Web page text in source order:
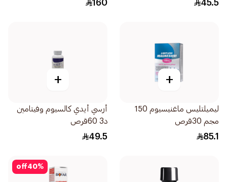
45.5
160
+
ليميلتليس ماغنيسيوم 150
مجم 30قرص
85.1
+
أرسي أيدي كالسيوم وفيتامين
د3 60قرص
49.5
40%
off